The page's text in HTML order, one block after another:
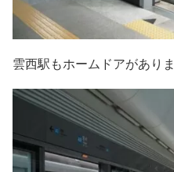
雲西駅もホームドアがありま